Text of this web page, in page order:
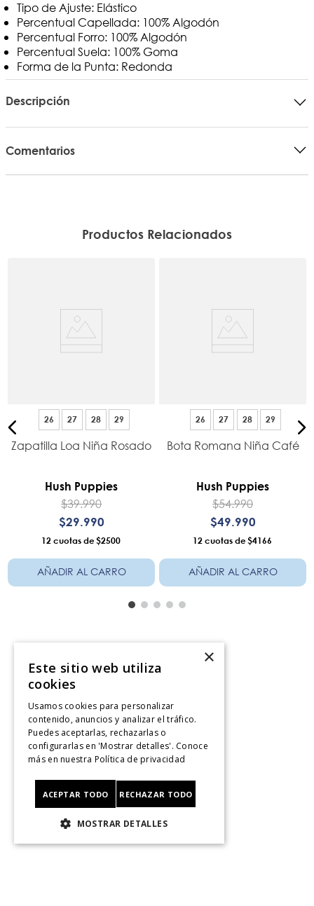
Tipo de Ajuste: Elástico
Percentual Capellada: 100% Algodón
Percentual Forro: 100% Algodón
Percentual Suela: 100% Goma
Forma de la Punta: Redonda
Descripción
Comentarios
Productos Relacionados
26 27 28 29
Zapatilla Loa Niña Rosado
Hush Puppies
$39.990
$29.990
12 $2500
AÑADIR AL CARRO
26 27 28 29
Bota Romana Niña Café
Hush Puppies
$54.990
$49.990
12 $4166
AÑADIR AL CARRO
Servicio al consumidor
Centro De Ayuda
¿Dónde Viene Mi Compra?
Sigue tu compra
Ver Boleta / Ticket de cambo
Retiro En Tienda
CyberMonday
CyberDay
×
Este sitio web utiliza
cookies
Usamos cookies para personalizar
contenido, anuncios y analizar el tráfico.
Puedes aceptarlas, rechazarlas o
configurarlas en 'Mostrar detalles'. Conoce
más en nuestra Política de privacidad
ACEPTAR TODO RECHAZAR TODO
MOSTRAR DETALLES